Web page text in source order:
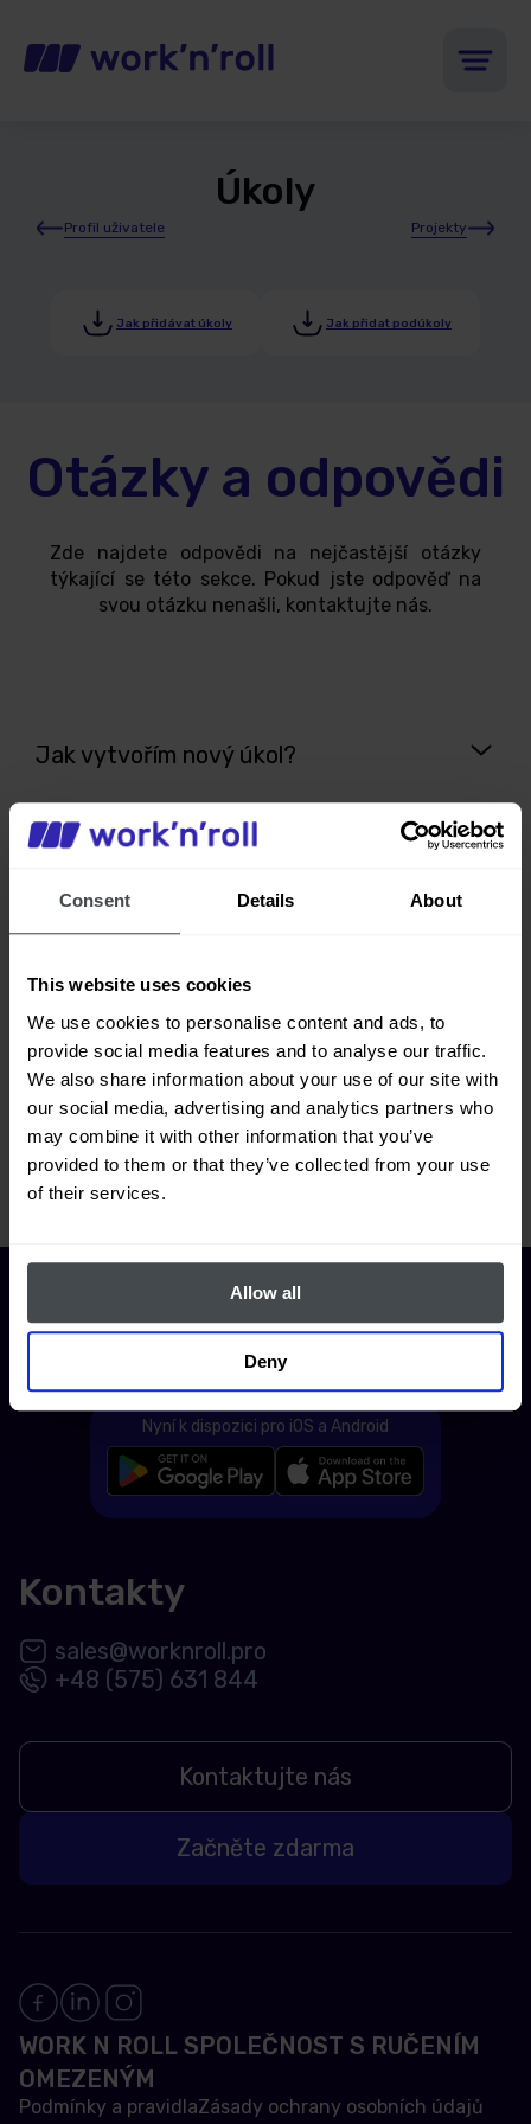
Consent Details About
This website uses cookies
We use cookies to personalise content and ads, to
provide social media features and to analyse our traffic.
We also share information about your use of our site with
our social media, advertising and analytics partners who
may combine it with other information that you’ve
provided to them or that they’ve collected from your use
of their services.
Allow all
Deny
Úkoly
Profil uživatele Projekty
Jak přidávat úkoly Jak přidat podúkoly
Otázky a odpovědi
Zde najdete odpovědi na nejčastější otázky
týkající se této sekce. Pokud jste odpověď na
svou otázku nenašli, kontaktujte nás.
Jak vytvořím nový úkol?
Je možné k úkolu připojit soubory?
příjemce?
Jak mohu zjistit, jaký úkol
zaměstnanec vykonává?
Nyní k dispozici pro iOS a Android
Kontaktujte nás
Začněte zdarma
Kontakty
sales@worknroll.pro
+48 (575) 631 844
WORK N ROLL SPOLEČNOST S RUČENÍM
OMEZENÝM
Podmínky a pravidlaZásady ochrany osobních údajů